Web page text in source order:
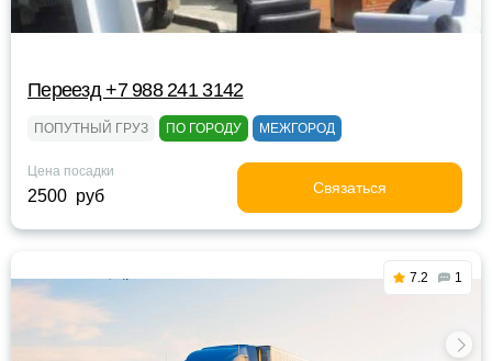
Переезд +7 988 241 3142
ПОПУТНЫЙ ГРУЗ ПО ГОРОДУ МЕЖГОРОД
Цена посадки
2500 руб Связаться
7.2 1